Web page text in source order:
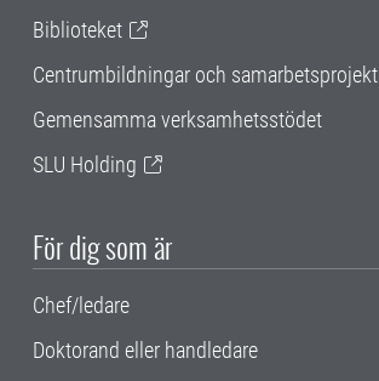
Biblioteket
Centrumbildningar och samarbetsprojekt
Gemensamma verksamhetsstödet
SLU Holding
För dig som är
Chef/ledare
Doktorand eller handledare